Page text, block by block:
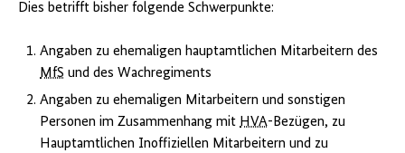
Dies betrifft bisher folgende Schwerpunkte:
Angaben zu ehemaligen hauptamtlichen Mitarbeitern des
MfS und des Wachregiments
Angaben zu ehemaligen Mitarbeitern und sonstigen
Personen im Zusammenhang mit HVA-Bezügen, zu
Hauptamtlichen Inoffiziellen Mitarbeitern und zu